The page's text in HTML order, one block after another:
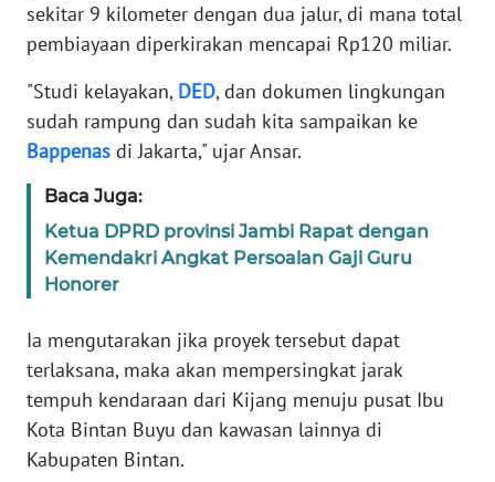
sekitar 9 kilometer dengan dua jalur, di mana total
pembiayaan diperkirakan mencapai Rp120 miliar.
"Studi kelayakan, DED, dan dokumen lingkungan
sudah rampung dan sudah kita sampaikan ke
Bappenas di Jakarta," ujar Ansar.
Baca Juga:
Ketua DPRD provinsi Jambi Rapat dengan
Kemendakri Angkat Persoalan Gaji Guru
Honorer
Ia mengutarakan jika proyek tersebut dapat
terlaksana, maka akan mempersingkat jarak
tempuh kendaraan dari Kijang menuju pusat Ibu
Kota Bintan Buyu dan kawasan lainnya di
Kabupaten Bintan.
WN
WN
KEPRI
PAPUA
WN
BARAT
WN
RIAU